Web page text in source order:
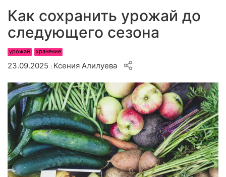
Как сохранить урожай до
следующего сезона
урожай хранение
23.09.2025 Ксения Алилуева